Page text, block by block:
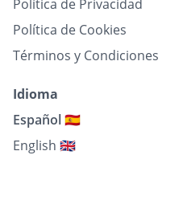
Política de Privacidad
Política de Cookies
Términos y Condiciones
Idioma
Español 🇪🇸
English 🇬🇧